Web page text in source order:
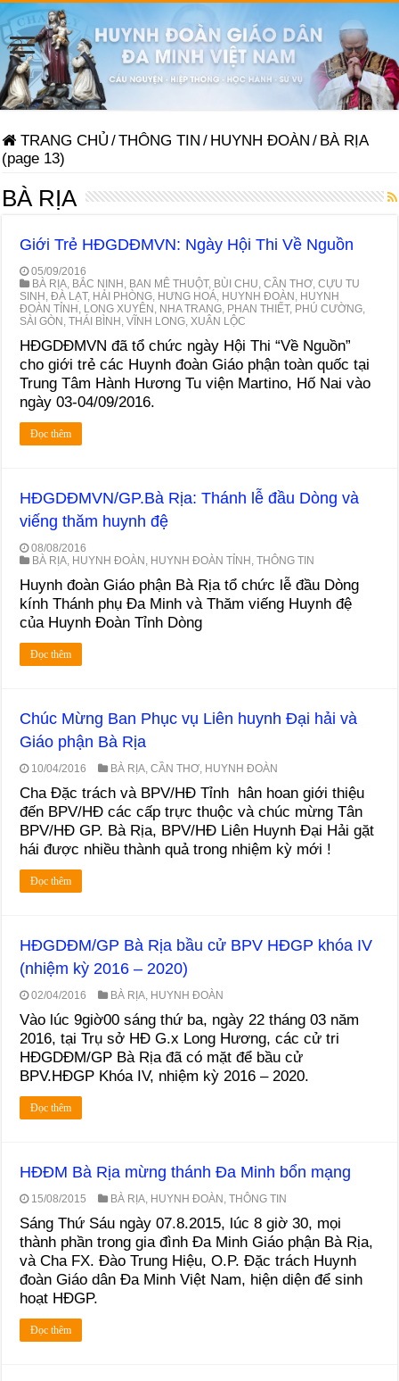
TRANG CHỦ /THÔNG TIN / HUYNH ĐOÀN / BÀ RỊA
(page 13)
BÀ RỊA
Giới Trẻ HĐGDĐMVN: Ngày Hội Thi Về Nguồn
05/09/2016
BÀ RỊA BẮC NINH BAN MÊ THUỘT, BÙI CHU ,CẦN THƠ ,CỰU TU
SINH ,ĐÀ LẠT, HẢI PHÒNG HƯNG HOÁ HUYNH ĐOÀN HUYNH
ĐOÀN TỈNH LONG XUYÊN NHA TRANG PHAN THIẾT, PHÚ CƯỜNG
SÀI GÒN ,THÁI BÌNH ,VĨNH LONG XUÂN LỘC
HĐGDĐMVN đã tổ chức ngày Hội Thi “Về Nguồn”
cho giới trẻ các Huynh đoàn Giáo phận toàn quốc tại
Trung Tâm Hành Hương Tu viện Martino, Hố Nai vào
ngày 03-04/09/2016.
Đọc thêm
HĐGDĐMVN/GP.Bà Rịa: Thánh lễ đầu Dòng và
viếng thăm huynh đệ
08/08/2016
BÀ RỊA HUYNH ĐOÀN HUYNH ĐOÀN TỈNH ,THÔNG TIN
Huynh đoàn Giáo phận Bà Rịa tổ chức lễ đầu Dòng
kính Thánh phụ Đa Minh và Thăm viếng Huynh đệ
của Huynh Đoàn Tỉnh Dòng
Đọc thêm
Chúc Mừng Ban Phục vụ Liên huynh Đại hải và
Giáo phận Bà Rịa
10/04/2016 BÀ RỊA ,CẦN THƠ HUYNH ĐOÀN
Cha Đặc trách và BPV/HĐ Tỉnh hân hoan giới thiệu
đến BPV/HĐ các cấp trực thuộc và chúc mừng Tân
BPV/HĐ GP. Bà Rịa, BPV/HĐ Liên Huynh Đại Hải gặt
hái được nhiều thành quả trong nhiệm kỳ mới !
Đọc thêm
HĐGDĐM/GP Bà Rịa bầu cử BPV HĐGP khóa IV
(nhiệm kỳ 2016 – 2020)
02/04/2016 BÀ RỊA HUYNH ĐOÀN
Vào lúc 9giờ00 sáng thứ ba, ngày 22 tháng 03 năm
2016, tại Trụ sở HĐ G.x Long Hương, các cử tri
HĐGDĐM/GP Bà Rịa đã có mặt để bầu cử
BPV.HĐGP Khóa IV, nhiệm kỳ 2016 – 2020.
Đọc thêm
HĐĐM Bà Rịa mừng thánh Đa Minh bổn mạng
15/08/2015 BÀ RỊA HUYNH ĐOÀN ,THÔNG TIN
Sáng Thứ Sáu ngày 07.8.2015, lúc 8 giờ 30, mọi
thành phần trong gia đình Đa Minh Giáo phận Bà Rịa,
và Cha FX. Đào Trung Hiệu, O.P. Đặc trách Huynh
đoàn Giáo dân Đa Minh Việt Nam, hiện diện để sinh
hoạt HĐGP.
Đọc thêm